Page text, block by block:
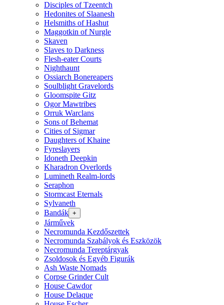
Disciples of Tzeentch
Hedonites of Slaanesh
Helsmiths of Hashut
Maggotkin of Nurgle
Skaven
Slaves to Darkness
Flesh-eater Courts
Nighthaunt
Ossiarch Bonereapers
Soulblight Gravelords
Gloomspite Gitz
Ogor Mawtribes
Orruk Warclans
Sons of Behemat
Cities of Sigmar
Daughters of Khaine
Fyreslayers
Idoneth Deepkin
Kharadron Overlords
Lumineth Realm-lords
Seraphon
Stormcast Eternals
Sylvaneth
Bandák +
Járművek
Necromunda Kezdőszettek
Necromunda Szabályok és Eszközök
Necromunda Tereptárgyak
Zsoldosok és Egyéb Figurák
Ash Waste Nomads
Corpse Grinder Cult
House Cawdor
House Delaque